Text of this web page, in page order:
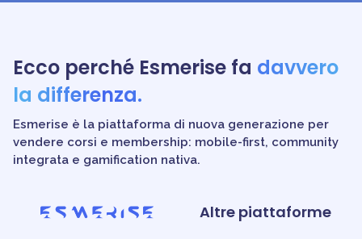
Ecco perché Esmerise fa davvero
la differenza.
Esmerise è la piattaforma di nuova generazione per
vendere corsi e membership: mobile-first, community
integrata e gamification nativa.
Altre piattaforme